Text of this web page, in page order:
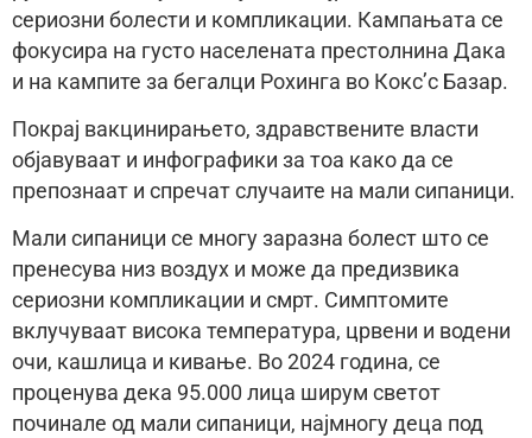
сериозни болести и компликации. Кампањата се
фокусира на густо населената престолнина Дака
и на кампите за бегалци Рохинга во Кокс’с Базар.
Покрај вакцинирањето, здравствените власти
објавуваат и инфографики за тоа како да се
препознаат и спречат случаите на мали сипаници.
Мали сипаници се многу заразна болест што се
пренесува низ воздух и може да предизвика
сериозни компликации и смрт. Симптомите
вклучуваат висока температура, црвени и водени
очи, кашлица и кивање. Во 2024 година, се
проценува дека 95.000 лица ширум светот
починале од мали сипаници, најмногу деца под